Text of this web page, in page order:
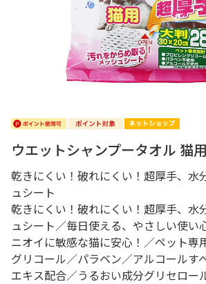
ウエットシャンプータオル 猫
乾きにくい！破れにくい！超厚手、水
ュシート
乾きにくい！破れにくい！超厚手、水
ュシート／毎日使える、やさしい使い
ニオイに敏感な猫に安心！／ペット専
グリコール／パラベン／アルコールす
エキス配合／うるおい成分グリセロー